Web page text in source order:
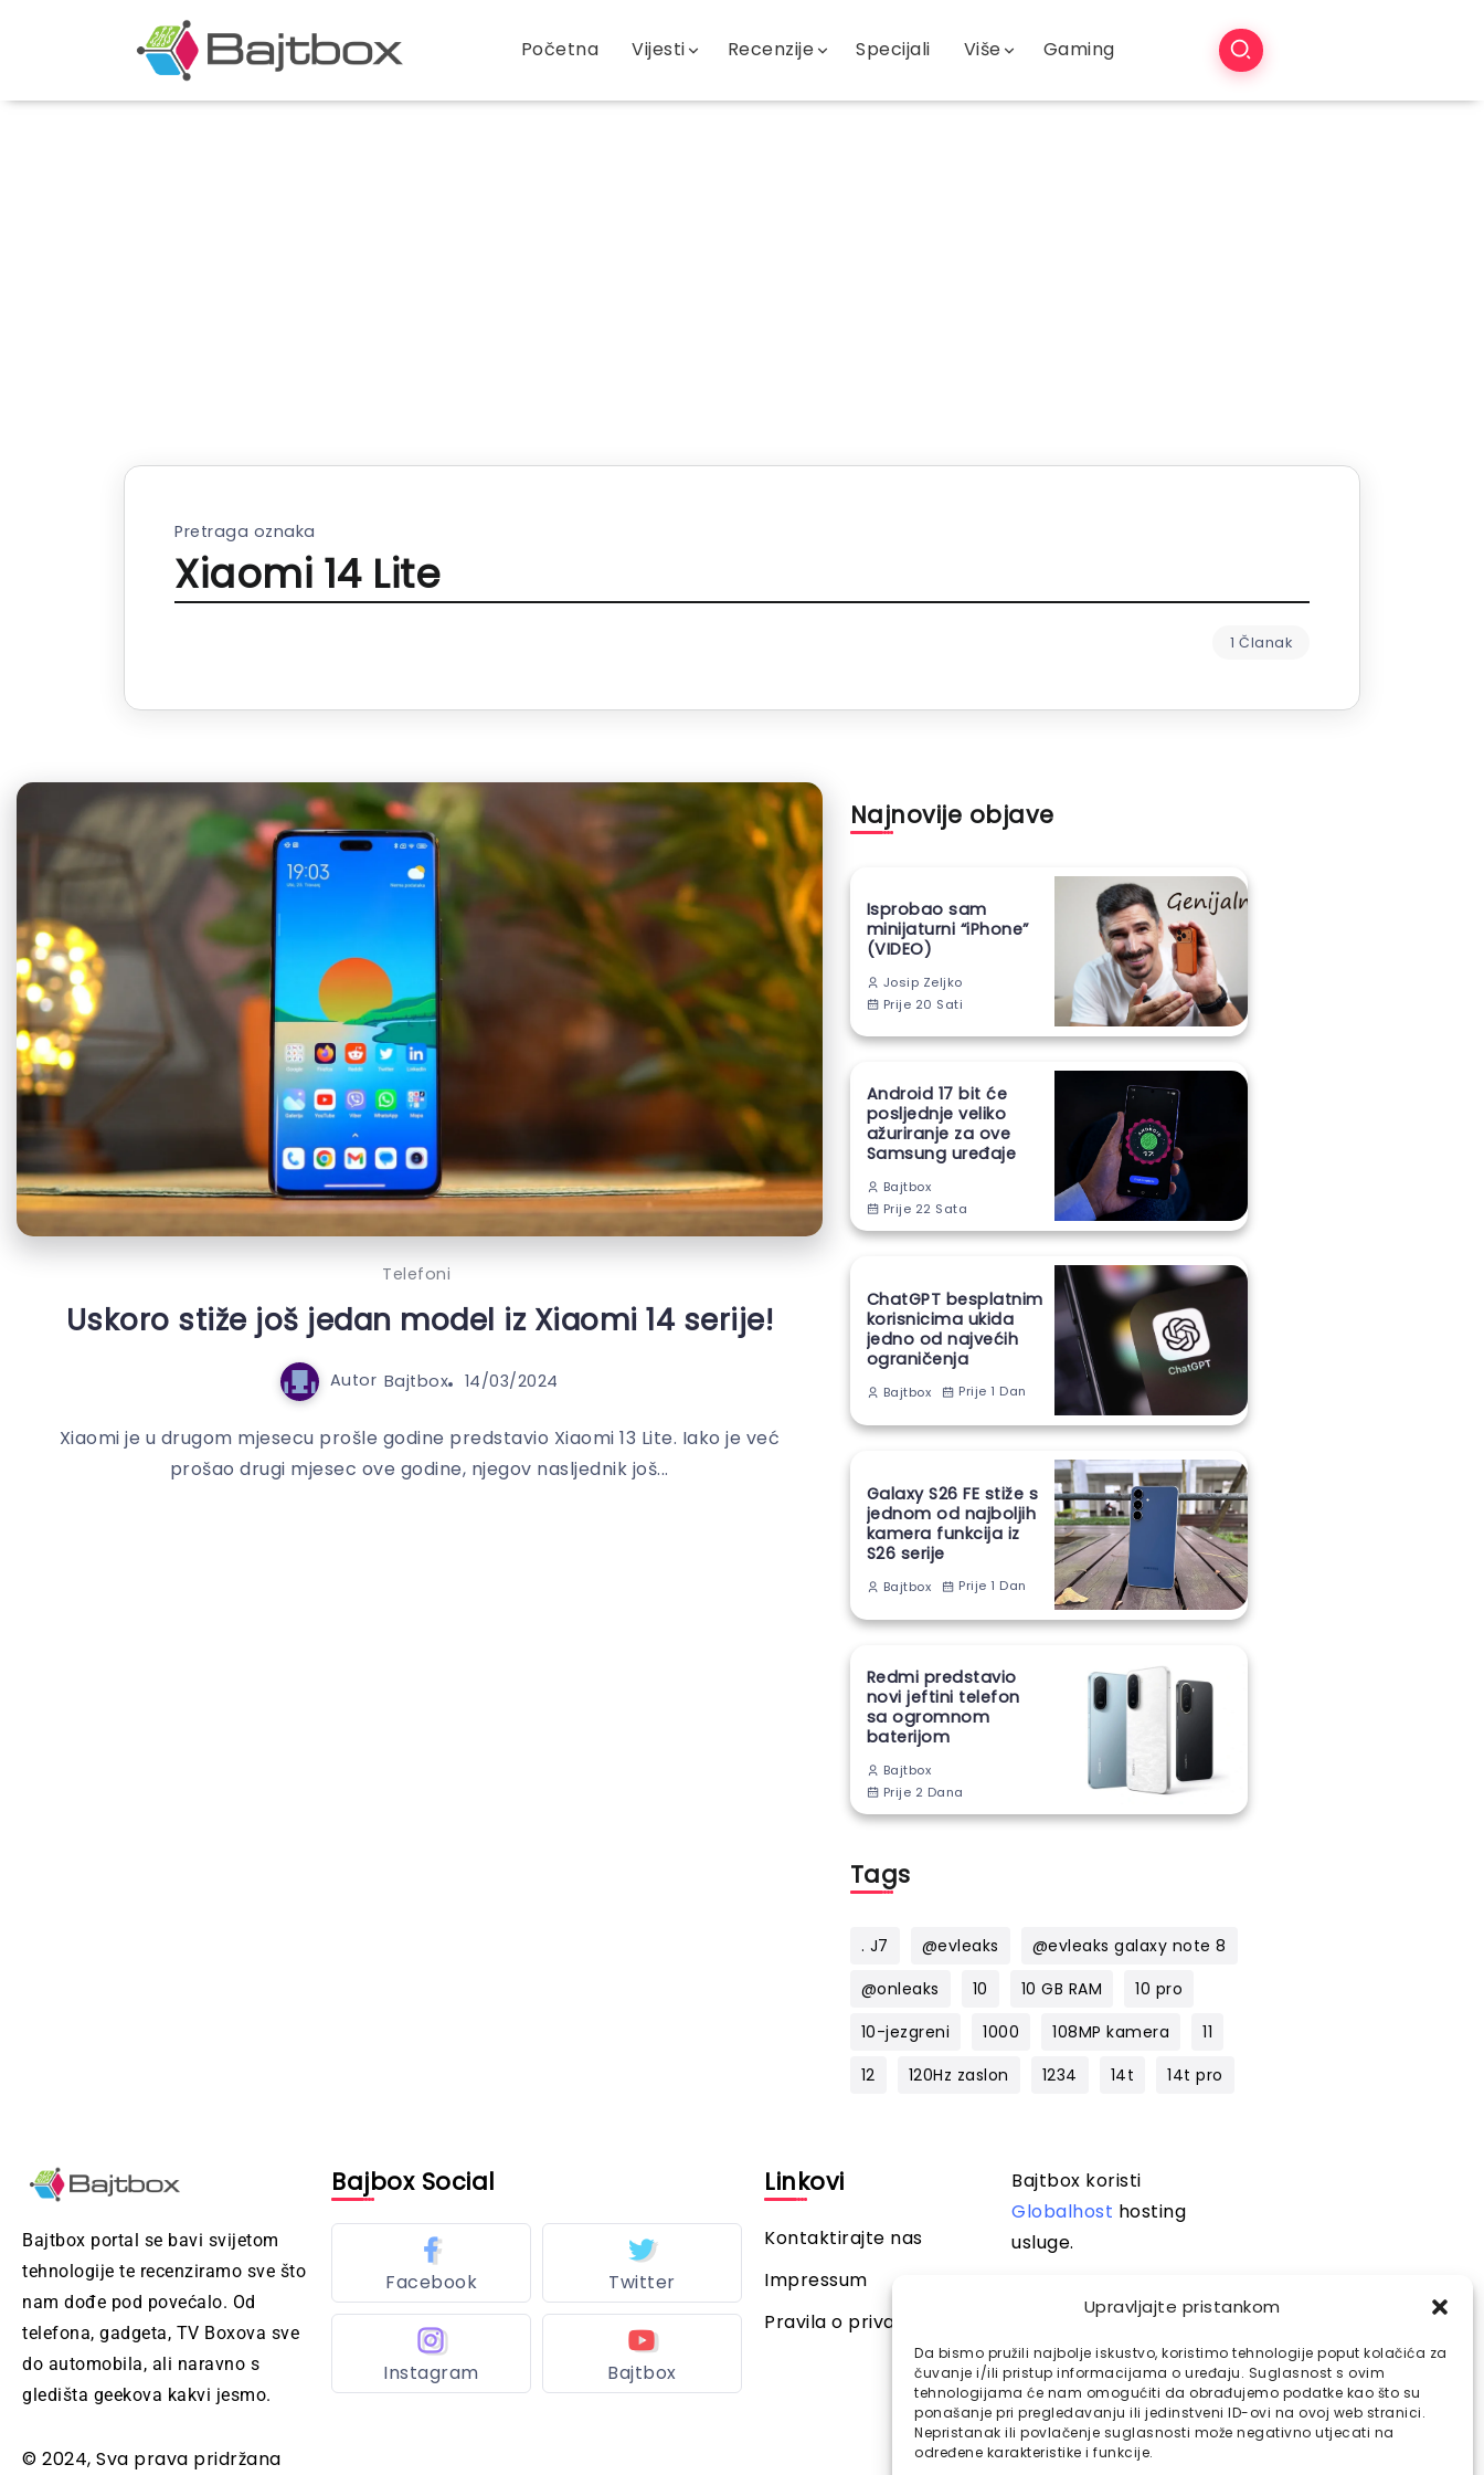
Upravljajte pristankom
Da bismo pružili najbolje iskustvo, koristimo tehnologije poput kolačića za
čuvanje i/ili pristup informacijama o uređaju. Suglasnost s ovim
tehnologijama će nam omogućiti da obrađujemo podatke kao što su
ponašanje pri pregledavanju ili jedinstveni ID-ovi na ovoj web stranici.
Nepristanak ili povlačenje suglasnosti može negativno utjecati na
određene karakteristike i funkcije.
Početna Vijesti Recenzije Specijali Više Gaming
Pretraga oznaka
Xiaomi 14 Lite
1 Članak
Telefoni
Uskoro stiže još jedan model iz Xiaomi 14 serije!
Autor Bajtbox 14/03/2024
Xiaomi je u drugom mjesecu prošle godine predstavio Xiaomi 13 Lite. Iako je već
prošao drugi mjesec ove godine, njegov nasljednik još...
Najnovije objave
Isprobao sam
minijaturni “iPhone”
(VIDEO)
Josip Zeljko
Prije 20 Sati
Android 17 bit će
posljednje veliko
ažuriranje za ove
Samsung uređaje
Bajtbox
Prije 22 Sata
ChatGPT besplatnim
korisnicima ukida
jedno od najvećih
ograničenja
Bajtbox Prije 1 Dan
Galaxy S26 FE stiže s
jednom od najboljih
kamera funkcija iz
S26 serije
Bajtbox Prije 1 Dan
Redmi predstavio
novi jeftini telefon
sa ogromnom
baterijom
Bajtbox
Prije 2 Dana
Tags
. J7 @evleaks
@evleaks galaxy note 8
@onleaks
10 10 GB RAM
10 pro
10-jezgreni
1000 108MP kamera
11
12
120Hz zaslon 1234 14t 14t pro
Bajtbox portal se bavi svijetom
tehnologije te recenziramo sve što
nam dođe pod povećalo. Od
telefona, gadgeta, TV Boxova sve
do automobila, ali naravno s
gledišta geekova kakvi jesmo.
© 2024, Sva prava pridržana
Bajbox Social
Facebook Twitter
Instagram Bajtbox
Linkovi
Kontaktirajte nas
Impressum
Pravila o privatnosti
Bajtbox koristi
Globalhost hosting
usluge.